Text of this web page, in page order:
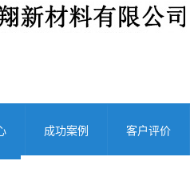
成功案例 客户评价